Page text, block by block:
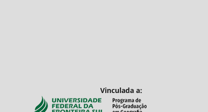
Vinculada a: